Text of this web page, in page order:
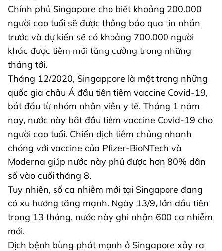
Chính phủ Singapore cho biết khoảng 200.000
người cao tuổi sẽ được thông báo qua tin nhắn
trước và dự kiến sẽ có khoảng 700.000 người
khác được tiêm mũi tăng cưởng trong những
tháng tới.
Tháng 12/2020, Singappore là một trong những
quốc gia châu Á đầu tiên tiêm vaccine Covid-19,
bắt đầu từ nhóm nhân viên y tế. Tháng 1 năm
nay, nước này bắt đầu tiêm vaccine Covid-19 cho
người cao tuổi. Chiến dịch tiêm chủng nhanh
chóng với vaccine của Pfizer-BioNTech và
Moderna giúp nước này phủ được hơn 80% dân
số vào cuối tháng 8.
Tuy nhiên, số ca nhiễm mới tại Singapore đang
có xu hướng tăng mạnh. Ngày 13/9, lần đầu tiên
trong 13 tháng, nước này ghi nhận 600 ca nhiễm
mới.
Dịch bệnh bùng phát mạnh ở Singapore xảy ra